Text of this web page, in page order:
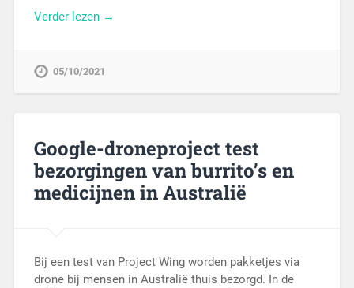
Verder lezen →
05/10/2021
Google-droneproject test
bezorgingen van burrito’s en
medicijnen in Australië
Bij een test van Project Wing worden pakketjes via
drone bij mensen in Australië thuis bezorgd. In de